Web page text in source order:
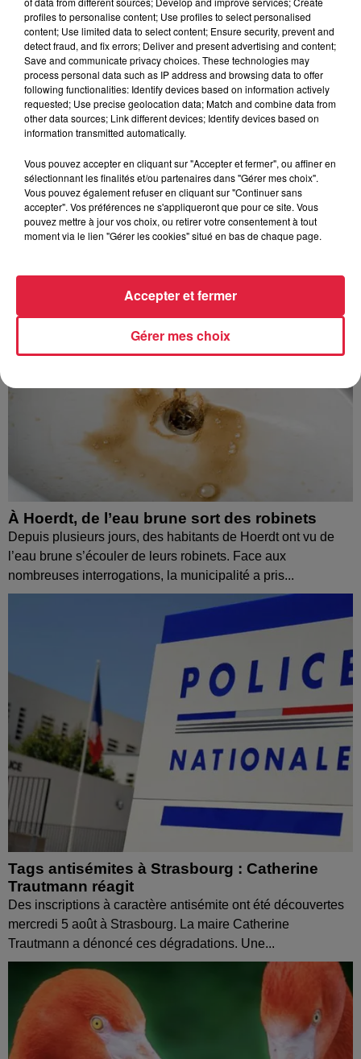
14h33
Au zoo de Mulhouse : rencontre
avec les flamants rouges
À découvrir également
À Hoerdt, de l’eau brune sort des robinets
Depuis plusieurs jours, des habitants de Hoerdt ont vu de
l’eau brune s’écouler de leurs robinets. Face aux
nombreuses interrogations, la municipalité a pris...
Tags antisémites à Strasbourg : Catherine
Trautmann réagit
Des inscriptions à caractère antisémite ont été découvertes
mercredi 5 août à Strasbourg. La maire Catherine
Trautmann a dénoncé ces dégradations. Une...
profiles to personalise content; Use profiles to select personalised
content; Use limited data to select content; Ensure security, prevent and
detect fraud, and fix errors; Deliver and present advertising and content;
Save and communicate privacy choices. These technologies may
process personal data such as IP address and browsing data to offer
following functionalities: Identify devices based on information actively
requested; Use precise geolocation data; Match and combine data from
other data sources; Link different devices; Identify devices based on
information transmitted automatically.
Vous pouvez accepter en cliquant sur "Accepter et fermer", ou affiner en
sélectionnant les finalités et/ou partenaires dans "Gérer mes choix".
Vous pouvez également refuser en cliquant sur "Continuer sans
accepter". Vos préférences ne s'appliqueront que pour ce site. Vous
pouvez mettre à jour vos choix, ou retirer votre consentement à tout
moment via le lien "Gérer les cookies" situé en bas de chaque page.
Gérer mes choix
Accepter et fermer